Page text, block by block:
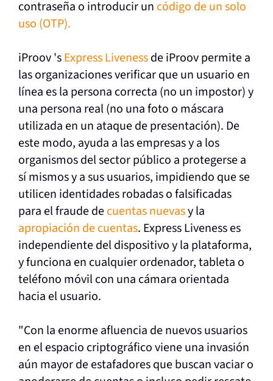
contraseña o introducirun código de un solo
uso (OTP).
iProov'sExpress Livenessde iProov permite a
las organizaciones verificar que un usuario en
línea es la persona correcta (no un impostor) y
una persona real (no una foto o máscara
utilizada en un ataque de presentación). De
este modo, ayuda a las empresas y a los
organismos del sector público a protegerse a
sí mismos y a sus usuarios, impidiendo que se
utilicen identidades robadas o falsificadas
para el fraude decuentas nuevasy la
apropiación de cuentas. Express Liveness es
independiente del dispositivo y la plataforma,
y funciona en cualquier ordenador, tableta o
teléfono móvil con una cámara orientada
hacia el usuario.
"Con la enorme afluencia de nuevos usuarios
en el espacio criptográfico viene una invasión
aún mayor de estafadores que buscan vaciar o